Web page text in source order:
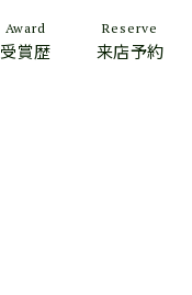
Award
受賞歴
Reserve
来店予約